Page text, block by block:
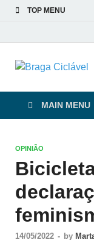
TOP MENU
MAIN MENU
OPINIÃO
14/05/2022 - by